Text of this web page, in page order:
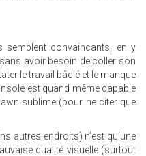
semblent convaincants, en y
avoir besoin de coller son
le travail bâclé et le manque
est quand même capable
sublime (pour ne citer que
autres endroits) n’est qu’une
qualité visuelle (surtout